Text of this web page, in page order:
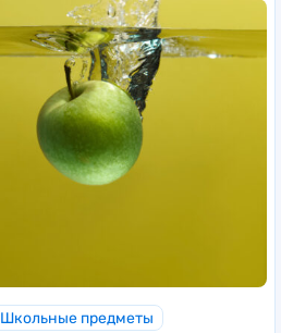
Школьные предметы